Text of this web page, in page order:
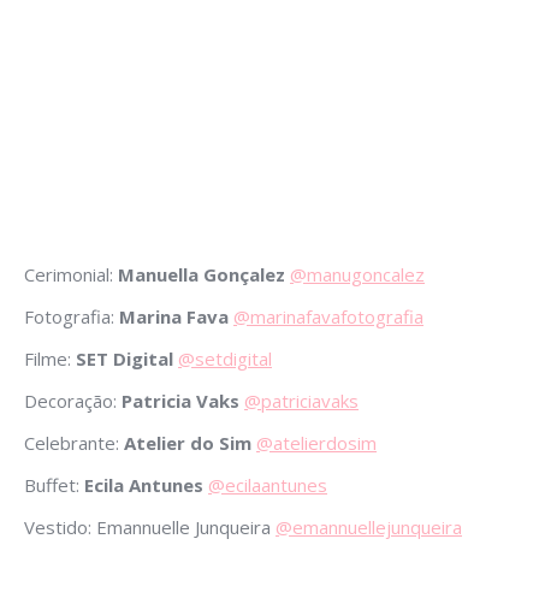
Cerimonial: Manuella Gonçalez @manugoncalez
Fotografia: Marina Fava @marinafavafotografia
Filme: SET Digital @setdigital
Decoração: Patricia Vaks @patriciavaks
Celebrante: Atelier do Sim @atelierdosim
Buffet: Ecila Antunes @ecilaantunes
Vestido: Emannuelle Junqueira @emannuellejunqueira